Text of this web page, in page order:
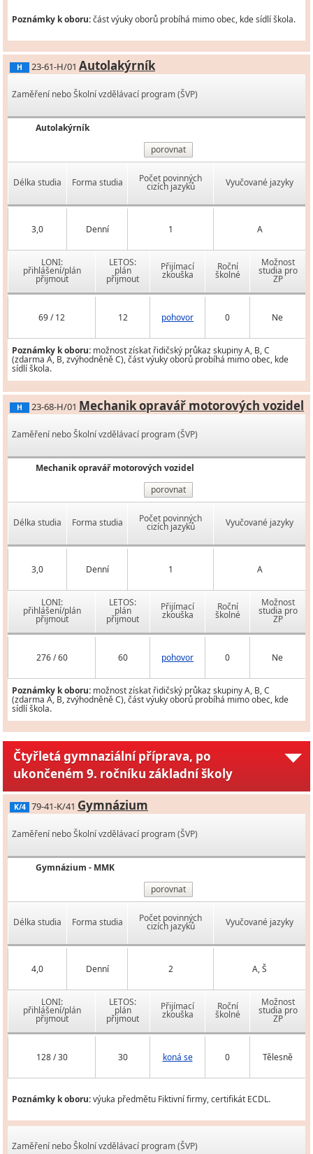
Poznámky k oboru:část výuky oborů probíhá mimo obec, kde sídlí škola.
H 23-61-H/01 Autolakýrník
Zaměření nebo Školní vzdělávací program (ŠVP)
Autolakýrník
porovnat
Délka studia Forma studia Počet povinných
cizích jazyků Vyučované jazyky
3,0 Denní 1 A
LONI:
přihlášení/plán
přijmout
LETOS:
plán
přijmout
Přijímací
zkouška
Roční
školné
Možnost
studia pro
ZP
69 / 12 12 pohovor 0 Ne
Poznámky k oboru: možnost získat řidičský průkaz skupiny A, B, C
(zdarma A, B, zvýhodněně C), část výuky oborů probíhá mimo obec, kde
sídlí škola.
H 23-68-H/01 Mechanik opravář motorových vozidel
Zaměření nebo Školní vzdělávací program (ŠVP)
Mechanik opravář motorových vozidel
porovnat
Délka studia Forma studia Počet povinných
cizích jazyků Vyučované jazyky
3,0 Denní 1 A
LONI:
přihlášení/plán
přijmout
LETOS:
plán
přijmout
Přijímací
zkouška
Roční
školné
Možnost
studia pro
ZP
276 / 60 60 pohovor 0 Ne
Poznámky k oboru: možnost získat řidičský průkaz skupiny A, B, C
(zdarma A, B, zvýhodněně C), část výuky oborů probíhá mimo obec, kde
sídlí škola.
Čtyřletá gymnaziální příprava, po
ukončeném 9. ročníku základní školy
K/4 79-41-K/41 Gymnázium
Zaměření nebo Školní vzdělávací program (ŠVP)
Gymnázium - MMK
porovnat
Délka studia Forma studia Počet povinných
cizích jazyků Vyučované jazyky
4,0 Denní 2 A, Š
LONI:
přihlášení/plán
přijmout
LETOS:
plán
přijmout
Přijímací
zkouška
Roční
školné
Možnost
studia pro
ZP
128 / 30 30 koná se 0 Tělesně
Poznámky k oboru:výuka předmětu Fiktivní firmy, certifikát ECDL.
Zaměření nebo Školní vzdělávací program (ŠVP)